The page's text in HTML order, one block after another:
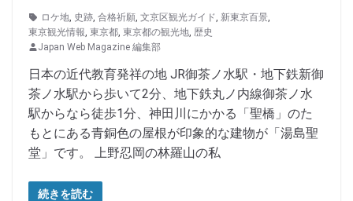
ロケ地, 史跡, 合格祈願, 文京区観光ガイド, 新東京百景,
東京観光情報, 東京都, 東京都の観光地, 歴史
Japan Web Magazine 編集部
日本の近代教育発祥の地 JR御茶ノ水駅・地下鉄新御
茶ノ水駅から歩いて2分、地下鉄丸ノ内線御茶ノ水
駅からなら徒歩1分、神田川にかかる「聖橋」のた
もとにある青銅色の屋根が印象的な建物が「湯島聖
堂」です。 上野忍岡の林羅山の私
続きを読む